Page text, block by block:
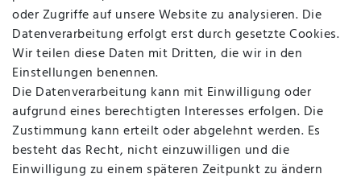
Vertrag widerrufen Kontakt
MAPALI VOR ORT
Herzogstraße 10
47533 Kleve
Montag, Dienstag, Donnerstag, Freitag
oder Zugriffe auf unsere Website zu analysieren. Die
Datenverarbeitung erfolgt erst durch gesetzte Cookies.
Wir teilen diese Daten mit Dritten, die wir in den
Einstellungen benennen.
Die Datenverarbeitung kann mit Einwilligung oder
aufgrund eines berechtigten Interesses erfolgen. Die
Zustimmung kann erteilt oder abgelehnt werden. Es
besteht das Recht, nicht einzuwilligen und die
Einwilligung zu einem späteren Zeitpunkt zu ändern